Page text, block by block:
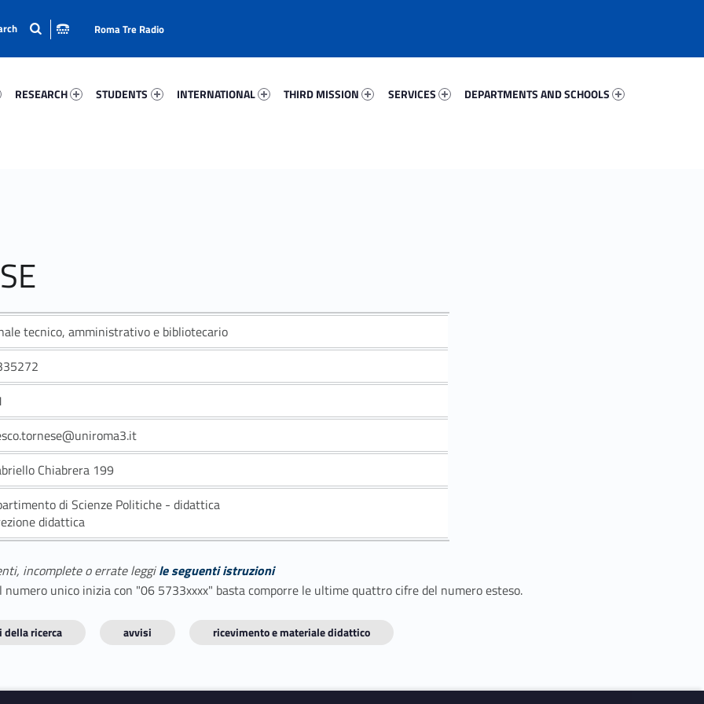
RESEARCH
STUDENTS
INTERNATIONAL
THIRD MISSION
SERVICES
DEPARTMENTS AND SCHOOLS
Roma Tre Radio
tecnico, amministrativo e bibliotecario
Chiabrera 199
di Scienze Politiche - didattica
didattica
incomplete o errate leggile seguenti istruzioni
unico inizia con "06 5733xxxx" basta comporre le ultime quattro cifre del numero esteso.
ricerca avvisi ricevimento e materiale didattico